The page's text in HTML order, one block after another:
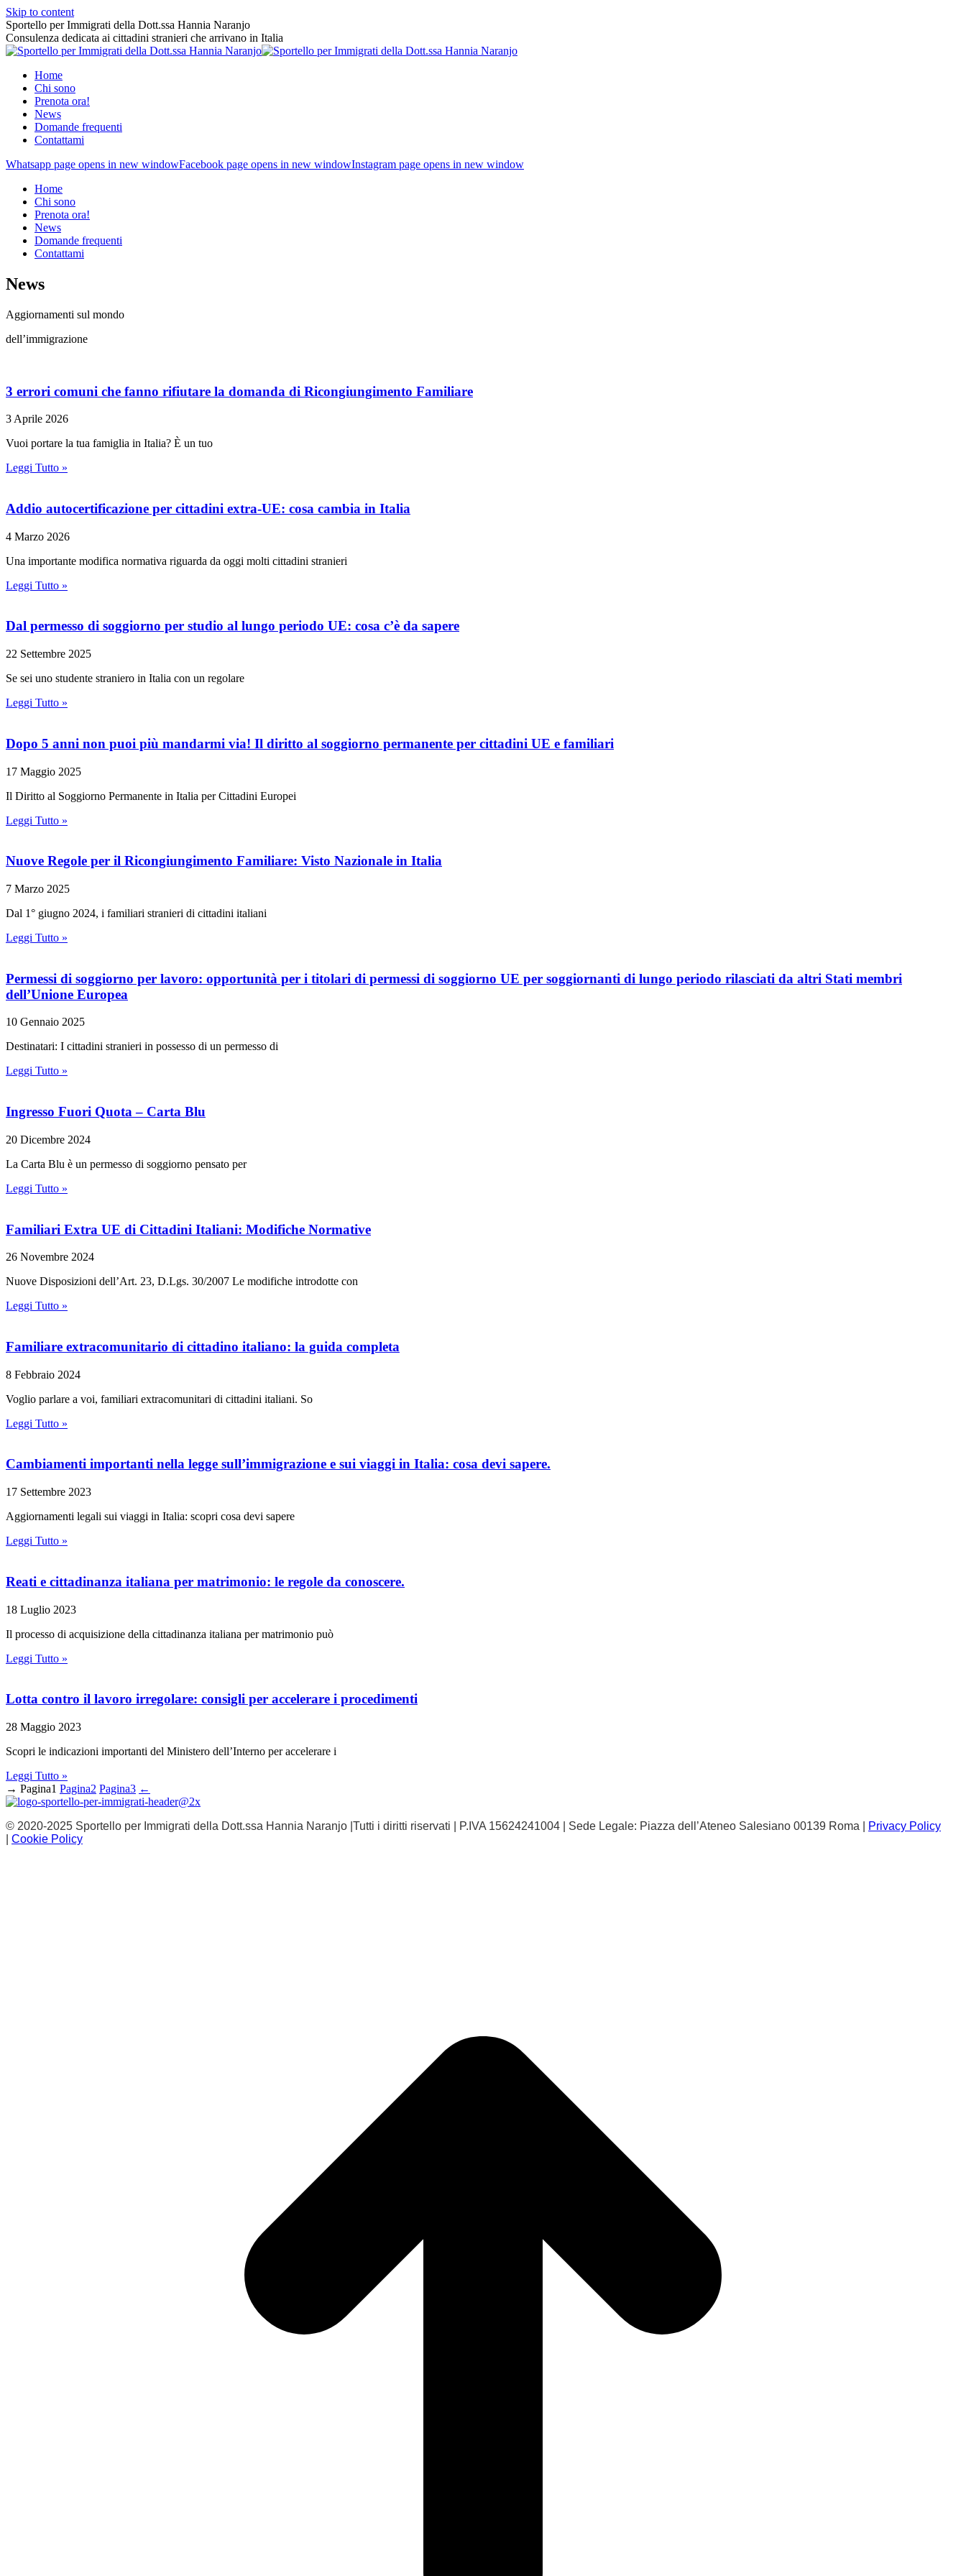
Skip to content
Sportello per Immigrati della Dott.ssa Hannia Naranjo
Consulenza dedicata ai cittadini stranieri che arrivano in Italia
Home
Chi sono
Prenota ora!
News
Domande frequenti
Contattami
Whatsapp page opens in new windowFacebook page opens in new windowInstagram page opens in new window
Home
Chi sono
Prenota ora!
News
Domande frequenti
Contattami
News
Aggiornamenti sul mondo
dell’immigrazione
3 errori comuni che fanno rifiutare la domanda di Ricongiungimento Familiare
3 Aprile 2026
Vuoi portare la tua famiglia in Italia? È un tuo
Leggi Tutto »
Addio autocertificazione per cittadini extra-UE: cosa cambia in Italia
4 Marzo 2026
Una importante modifica normativa riguarda da oggi molti cittadini stranieri
Leggi Tutto »
Dal permesso di soggiorno per studio al lungo periodo UE: cosa c’è da sapere
22 Settembre 2025
Se sei uno studente straniero in Italia con un regolare
Leggi Tutto »
Dopo 5 anni non puoi più mandarmi via! Il diritto al soggiorno permanente per cittadini UE e familiari
17 Maggio 2025
Il Diritto al Soggiorno Permanente in Italia per Cittadini Europei
Leggi Tutto »
Nuove Regole per il Ricongiungimento Familiare: Visto Nazionale in Italia
7 Marzo 2025
Dal 1° giugno 2024, i familiari stranieri di cittadini italiani
Leggi Tutto »
Permessi di soggiorno per lavoro: opportunità per i titolari di permessi di soggiorno UE per soggiornanti di lungo periodo rilasciati da altri Stati membri
dell’Unione Europea
10 Gennaio 2025
Destinatari: I cittadini stranieri in possesso di un permesso di
Leggi Tutto »
Ingresso Fuori Quota – Carta Blu
20 Dicembre 2024
La Carta Blu è un permesso di soggiorno pensato per
Leggi Tutto »
Familiari Extra UE di Cittadini Italiani: Modifiche Normative
26 Novembre 2024
Nuove Disposizioni dell’Art. 23, D.Lgs. 30/2007 Le modifiche introdotte con
Leggi Tutto »
Familiare extracomunitario di cittadino italiano: la guida completa
8 Febbraio 2024
Voglio parlare a voi, familiari extracomunitari di cittadini italiani. So
Leggi Tutto »
Cambiamenti importanti nella legge sull’immigrazione e sui viaggi in Italia: cosa devi sapere.
17 Settembre 2023
Aggiornamenti legali sui viaggi in Italia: scopri cosa devi sapere
Leggi Tutto »
Reati e cittadinanza italiana per matrimonio: le regole da conoscere.
18 Luglio 2023
Il processo di acquisizione della cittadinanza italiana per matrimonio può
Leggi Tutto »
Lotta contro il lavoro irregolare: consigli per accelerare i procedimenti
28 Maggio 2023
Scopri le indicazioni importanti del Ministero dell’Interno per accelerare i
Leggi Tutto »
→ Pagina1 Pagina2 Pagina3 ←
© 2020-2025 Sportello per Immigrati della Dott.ssa Hannia Naranjo |Tutti i diritti riservati | P.IVA 15624241004 | Sede Legale: Piazza dell’Ateneo Salesiano 00139 Roma |
Privacy Policy
Cookie Policy